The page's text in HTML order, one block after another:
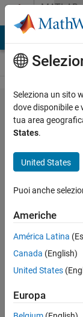
Vai al contenutoMATLAB
Answers
Can
anyone
why my
is
acting
the way
it is?
7 Apr
2014
Seleziona un sito
dove disponibile e
tua area
States.
United States
Puoi anche
Americhe
América Latina
Canada (English)
United States
Europa